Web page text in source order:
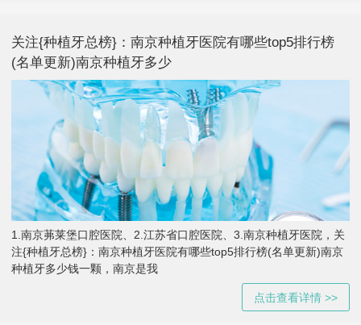
关注{种植牙总榜}：南京种植牙医院有哪些top5排行榜
(名单更新)南京种植牙多少
1.南京茀莱堡口腔医院、2.江苏省口腔医院、3.南京种植牙医院，关
注{种植牙总榜}：南京种植牙医院有哪些top5排行榜(名单更新)南京
种植牙多少钱一颗，南京是我
点击查看详情 >>